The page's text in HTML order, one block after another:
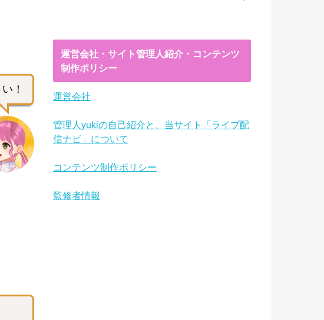
！
運営会社・サイト管理人紹介・コンテンツ
制作ポリシー
運営会社
管理人yukiの自己紹介と、当サイト「ライブ配
信ナビ」について
コンテンツ制作ポリシー
監修者情報